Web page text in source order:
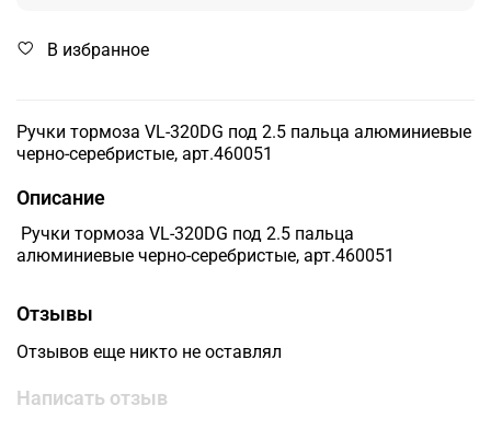
В избранное
Ручки тормоза VL-320DG под 2.5 пальца алюминиевые
черно-серебристые, арт.460051
Описание
Ручки тормоза VL-320DG под 2.5 пальца
алюминиевые черно-серебристые, арт.460051
Отзывы
Отзывов еще никто не оставлял
Написать отзыв